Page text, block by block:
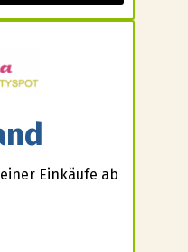
Einkäufe ab